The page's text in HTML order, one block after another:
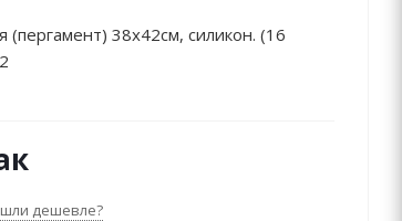
(пергамент) 38х42см, силикон. (16
дешевле?